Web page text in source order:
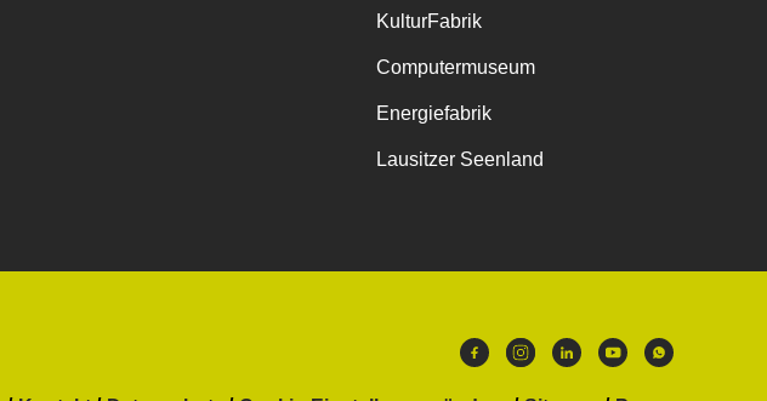
KulturFabrik
Computermuseum
Energiefabrik
Lausitzer Seenland